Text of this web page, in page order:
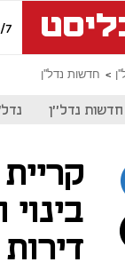
7
חדשות נדל''ן
חדשות נדל''ן
דירות